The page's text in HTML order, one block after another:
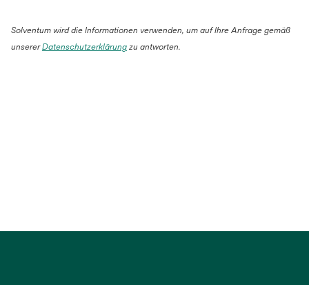
Solventum wird die Informationen verwenden, um auf Ihre Anfrage gemäß
unsererDatenschutzerklärung zu antworten.